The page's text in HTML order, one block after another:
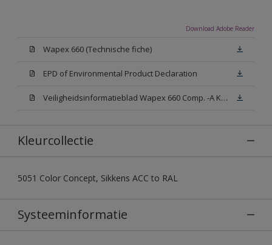
Download Adobe Reader
Wapex 660 (Technische fiche)
EPD of Environmental Product Declaration
Veiligheidsinformatieblad Wapex 660 Comp. -A Kleurloos (SDS)
Kleurcollectie
5051 Color Concept, Sikkens ACC to RAL
Systeeminformatie